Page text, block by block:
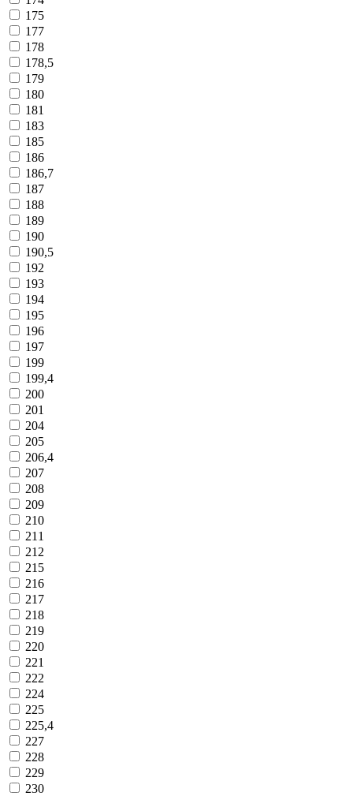
175
177
178
178,5
179
180
181
183
185
186
186,7
187
188
189
190
190,5
192
193
194
195
196
197
199
199,4
200
201
204
205
206,4
207
208
209
210
211
212
215
216
217
218
219
220
221
222
224
225
225,4
227
228
229
230